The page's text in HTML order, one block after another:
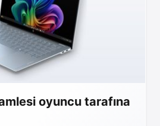
oyuncu tarafına